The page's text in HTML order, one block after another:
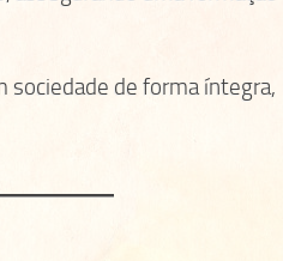
sociedade de forma íntegra,